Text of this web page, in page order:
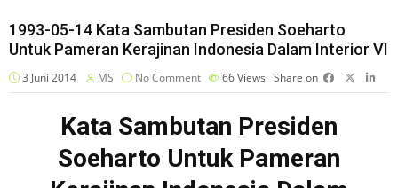
1993-05-14 Kata Sambutan Presiden Soeharto
Untuk Pameran Kerajinan Indonesia Dalam Interior VI
3 Juni 2014 MS No Comment 66Views Share on
Kata Sambutan Presiden
Soeharto Untuk Pameran